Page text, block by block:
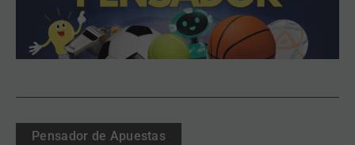
Pensador de Apuestas